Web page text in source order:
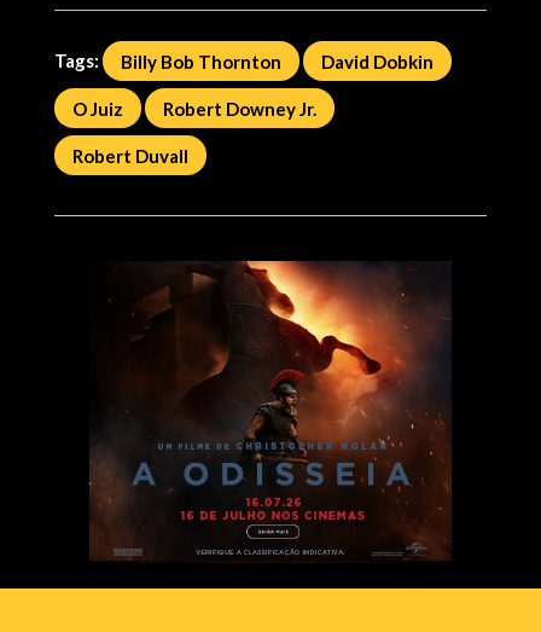
Tags: Billy Bob Thornton David Dobkin
O Juiz Robert Downey Jr.
Robert Duvall